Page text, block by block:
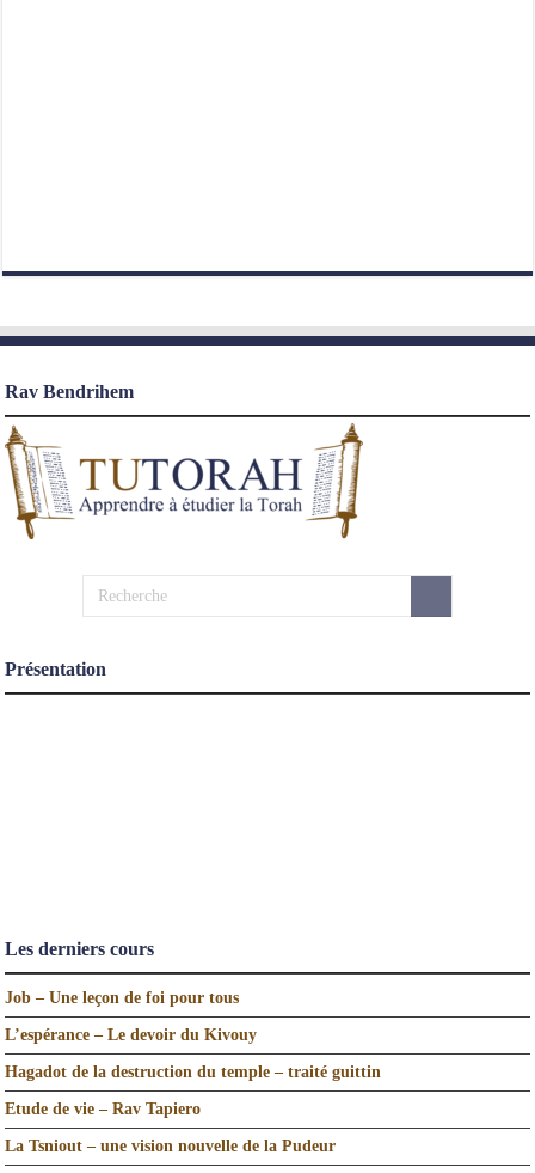
Rav Bendrihem
Présentation
Les derniers cours
Job – Une leçon de foi pour tous
L’espérance – Le devoir du Kivouy
Hagadot de la destruction du temple – traité guittin
Etude de vie – Rav Tapiero
La Tsniout – une vision nouvelle de la Pudeur